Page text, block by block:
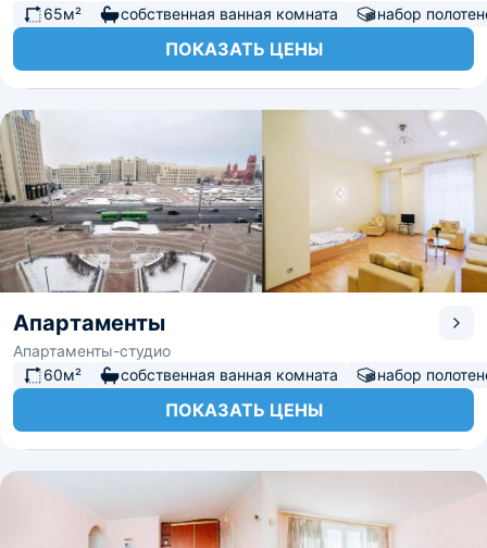
65м²
собственная ванная комната набор
ПОКАЗАТЬ ЦЕНЫ
Апартаменты
Апартаменты-студио
60м²
собственная ванная комната набор
ПОКАЗАТЬ ЦЕНЫ